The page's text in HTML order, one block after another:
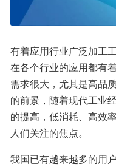
有着应用行业广泛加工
在各个行业的应用都有
需求很大，尤其是高品
的前景，随着现代工业
的提高，低消耗、高效
人们关注的焦点。
我国已有越来越多的用